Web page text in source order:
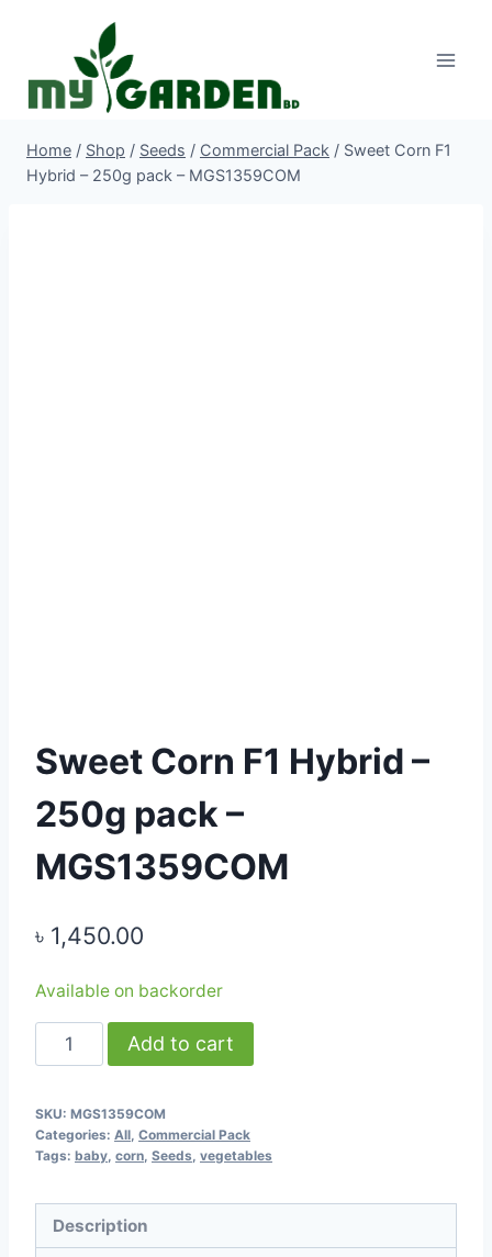
Home / Shop / Seeds / Commercial Pack / Sweet Corn F1
Hybrid – 250g pack – MGS1359COM
Sweet Corn F1 Hybrid –
250g pack –
MGS1359COM
৳ 1,450.00
Available on backorder
Sweet
Corn
Hybrid
-
-
Add to cart
SKU: MGS1359COM
Categories: All Commercial Pack
Tags: baby corn Seeds vegetables
Description